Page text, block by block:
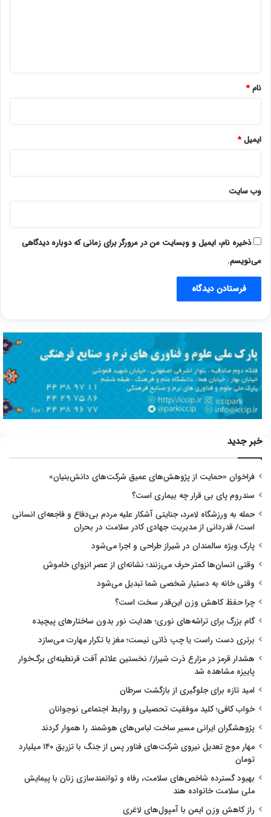
نام*
ایمیل*
وب‌ سایت
ذخیره نام، ایمیل و وبسایت من در مرورگر برای زمانی که دوباره دیدگاهی
می‌نویسم.
خبر جدید
فراخوان «حمایت از پژوهش‌های عمیق شرکت‌های دانش‌بنیان»
سندروم پای بی قرار چه بیماری است؟
حمله به ورزشگاه لامرد، جنایتی آشکار علیه مردم بی‌دفاع و فاجعه‌ای انسانی
است/ قدردانی از مدیریت جهادی کادر سلامت در بحران
پارک ویژه سالمندان در شیراز طراحی و اجرا می‌شود
وقتی انسان‌ها کمتر حرف می‌زنند؛ نشانه‌ای از عصر انزوای خاموش
وقتی خانه به دستیار شخصی شما تبدیل می‌شود
چرا حفظ کاهش وزن این‌قدر سخت است؟
گام بزرگ برای تراشه‌های نوری؛ هدایت نور بدون ساختارهای پیچیده
برتری دست راست یا چپ ذاتی نیست؛ مغز با تکرار مهارت می‌سازد
هشدار قرمز در مزارع ذرت شیراز/ نخستین علائم آفت قرنطینه‌ای برگ‌خوار
پاییزه مشاهده شد
امید تازه برای جلوگیری از بازگشت سرطان
خواب کافی؛ کلید موفقیت تحصیلی و روابط اجتماعی نوجوانان
پژوهشگران ایرانی مسیر ساخت لباس‌های هوشمند را هموار کردند
مهار موج تعدیل نیروی شرکت‌های فناور پس از جنگ با تزریق ۱۴۰ میلیارد
تومان
بهبود گسترده شاخص‌های سلامت، رفاه و توانمندسازی زنان با پیمایش
ملی سلامت خانواده هند
راز کاهش وزن ایمن با آمپول‌های لاغری